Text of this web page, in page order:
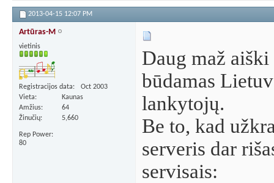
2013-04-15 12:07 PM
Artūras-M
vietinis
Registracijos data
Oct 2003
Vieta
Kaunas
Amžius
64
Žinučių
5,660
Rep Power
80
Daug maž
būdamas
lankytojų.
Be to, kad
serveris dar
servisais: